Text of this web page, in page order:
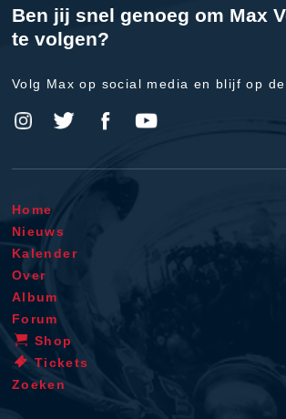
Ben jij snel genoeg om Max
te volgen?
Volg Max op social media en blijf op de
Home
Nieuws
Kalender
Over
Album
Forum
Shop
Tickets
Zoeken